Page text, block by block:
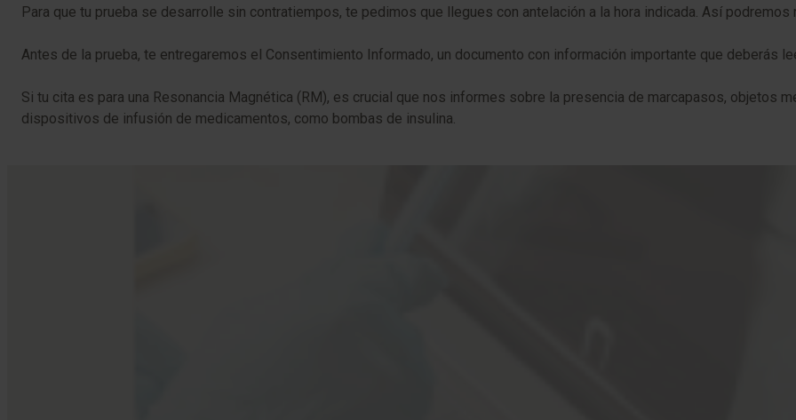
Para que tu prueba se desarrolle sin contratiempos, te pedimos que llegues con antelación a la hora indicada. Así
Antes de la prueba, te entregaremos el Consentimiento Informado, un documento con información importante que deberás
Si tu cita es para una Resonancia Magnética (RM), es crucial que nos informes sobre la presencia de marcapasos, objetos
dispositivos de infusión de medicamentos, como bombas de insulina.